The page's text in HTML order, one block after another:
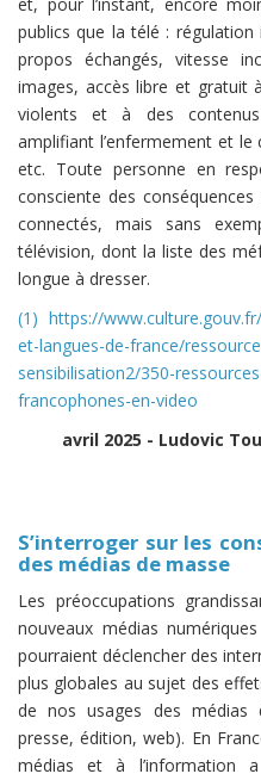
publics que la télé :
propos échangés, vitesse
images, accès libre et gratuit
violents et à des contenus
amplifiant l’enfermement et
etc. Toute personne en
consciente des
connectés, mais sans
télévision, dont la liste des
longue à dresser.
(1) https://www.culture.gouv.fr/
et-langues-de-france/
sensibilisation2/350-
francophones-en-video
avril 2025 - Ludovic
S’interroger sur les
des médias de masse
Les préoccupations
nouveaux médias
pourraient déclencher des
plus globales au sujet des
de nos usages des médias
presse, édition, web). En
médias et à l’information